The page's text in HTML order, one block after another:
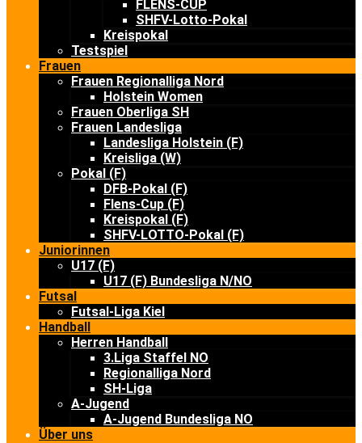
FLENS-CUP
SHFV-Lotto-Pokal
Kreispokal
Testspiel
Frauen
Frauen Regionalliga Nord
Holstein Women
Frauen Oberliga SH
Frauen Landesliga
Landesliga Holstein (F)
Kreisliga (W)
Pokal (F)
DFB-Pokal (F)
Flens-Cup (F)
Kreispokal (F)
SHFV-LOTTO-Pokal (F)
Juniorinnen
U17 (F)
U17 (F) Bundesliga N/NO
Futsal
Futsal-Liga Kiel
Handball
Herren Handball
3.Liga Staffel NO
Regionalliga Nord
SH-Liga
A-Jugend
A-Jugend Bundesliga NO
Über uns